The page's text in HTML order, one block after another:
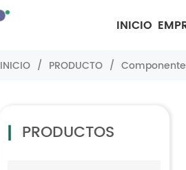
INICIO
INICIO / PRODUCTO /
PRODUCTOS